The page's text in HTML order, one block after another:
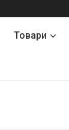
Товари